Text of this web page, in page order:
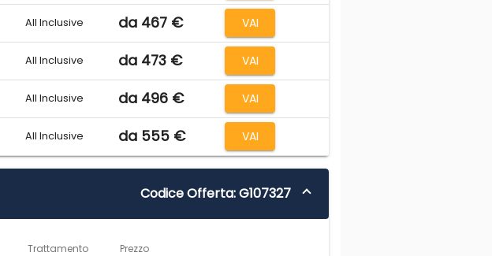
All Inclusive da 467 € VAI
All Inclusive da 473 € VAI
All Inclusive da 496 € VAI
All Inclusive da 555 € VAI
Codice Offerta: G107327
Trattamento Prezzo